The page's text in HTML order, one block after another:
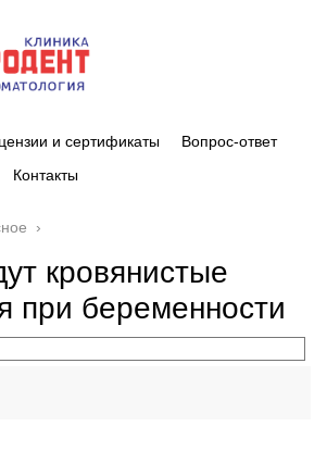
и сертификаты
Вопрос-ответ
Контакты
›
кровянистые
при беременности